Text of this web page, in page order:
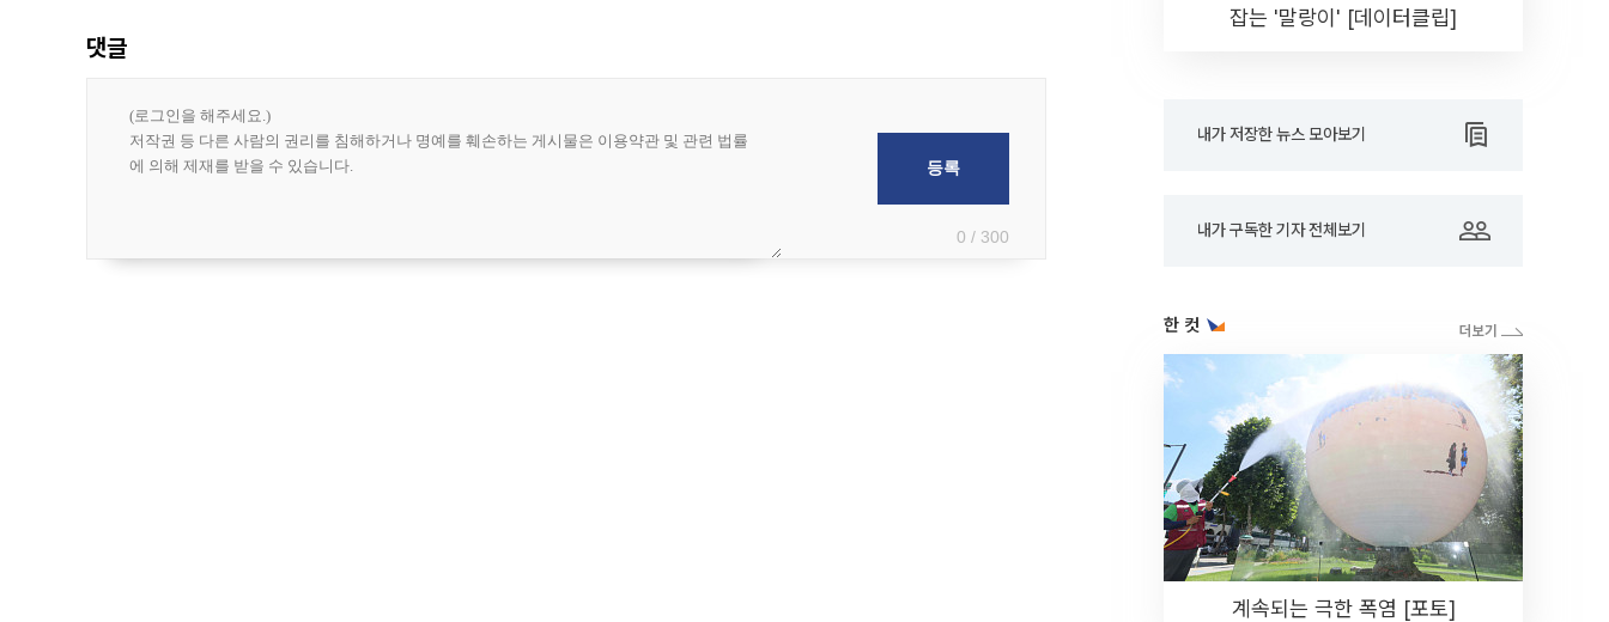
댓글
0 / 300
잡는 '말랑이' [데이터클립]
내가 저장한 뉴스 모아보기
내가 구독한 기자 전체보기
한 컷
계속되는 극한 폭염 [포토]